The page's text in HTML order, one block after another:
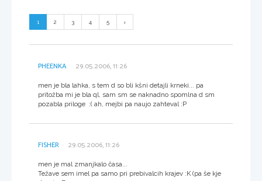
1 2 3 4 5
PHEENKA 29.05.2006, 11:26
men je bla lahka, s tem d so bli kšni detajli krneki... pa
pritožba mi je bla ql, sam sm se naknadno spomlna d sm
pozabla priloge :( ah, mejbi pa naujo zahteval :P
FISHER 29.05.2006, 11:26
men je mal zmanjkalo časa...
Težave sem imel pa samo pri prebivalcih krajev :K (pa še kje